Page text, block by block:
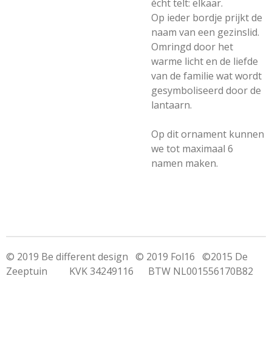
écht telt: elkaar.
Op ieder bordje prijkt de
naam van een gezinslid.
Omringd door het
warme licht en de liefde
van de familie wat wordt
gesymboliseerd door de
lantaarn.
Op dit ornament kunnen
we tot maximaal 6
namen maken.
© 2019 Be different design © 2019 Fol16 ©2015 De
Zeeptuin KVK 34249116 BTW NL001556170B82